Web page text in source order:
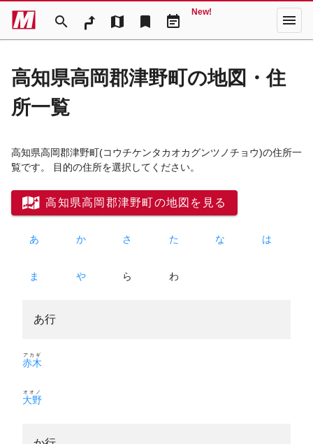
search map bookmark event_note
New! menu
高知県高岡郡津野町の地図・住
所一覧
高知県高岡郡津野町(コウチケンタカオカグンツノチョウ)の住所一
覧です。 目的の住所を選択してください。
高知県高岡郡津野町の地図を見る
あ か さ た な は
ま や ら わ
あ行
赤木
アカギ
大野
オオノ